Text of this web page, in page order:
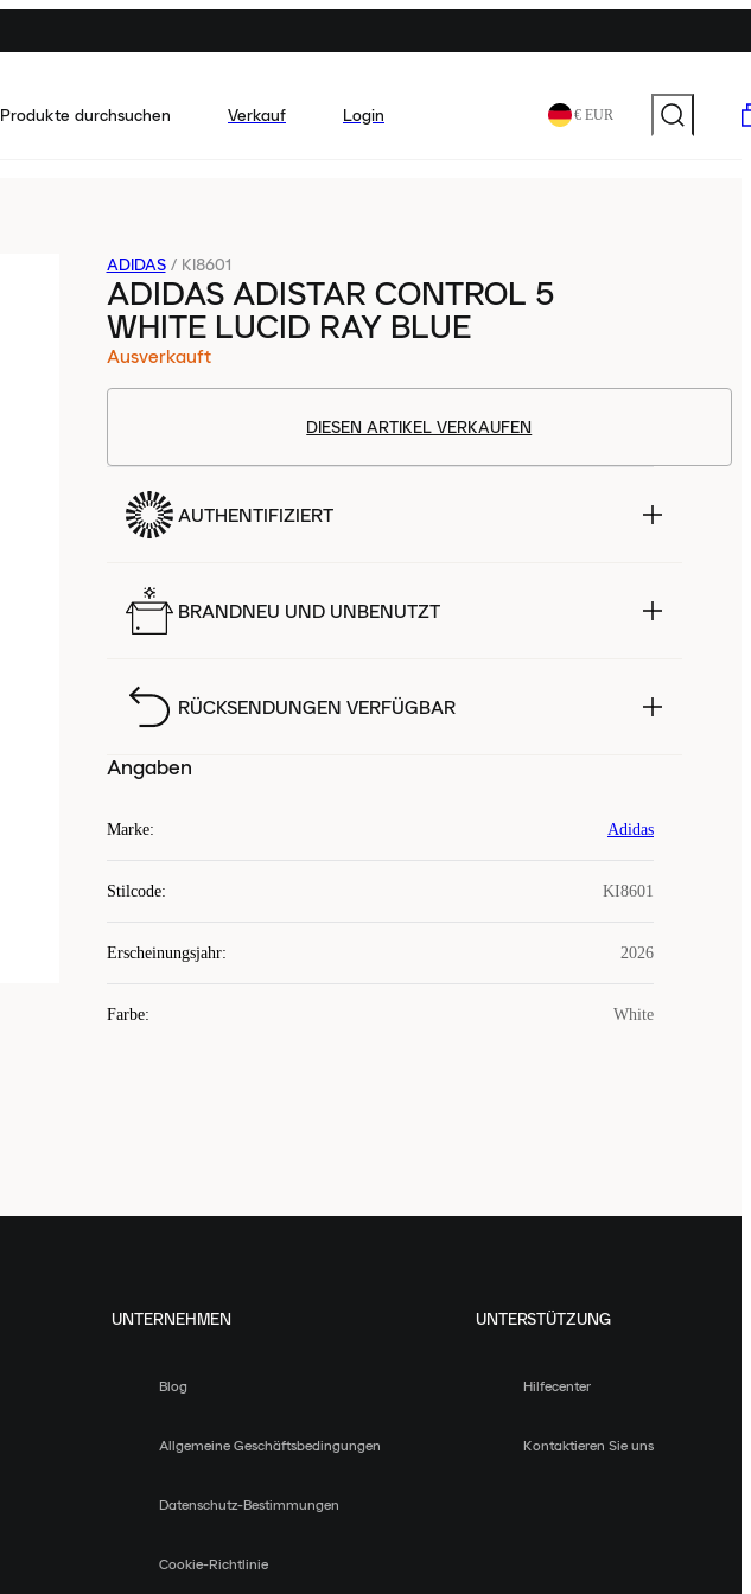
Produkte durchsuchen Verkauf Login € EUR
ADIDAS / KI8601
ADIDAS ADISTAR CONTROL 5
WHITE LUCID RAY BLUE
Ausverkauft
DIESEN ARTIKEL VERKAUFEN
AUTHENTIFIZIERT
BRANDNEU UND UNBENUTZT
RÜCKSENDUNGEN VERFÜGBAR
Angaben
Marke: Adidas
Stilcode: KI8601
Erscheinungsjahr: 2026
Farbe: White
UNTERNEHMEN
Blog
Allgemeine Geschäftsbedingungen
Datenschutz-Bestimmungen
Cookie-Richtlinie
UNTERSTÜTZUNG
Hilfecenter
Kontaktieren Sie uns